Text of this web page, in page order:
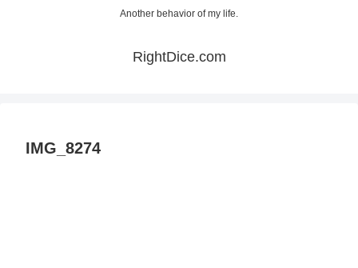
Another behavior of my life.
RightDice.com
IMG_8274